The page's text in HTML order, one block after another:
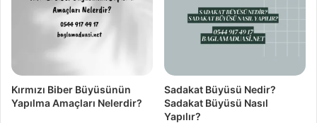
Kırmızı Biber Büyüsünün
Yapılma Amaçları Nelerdir?
Sadakat Büyüsü Nedir?
Sadakat Büyüsü Nasıl
Yapılır?